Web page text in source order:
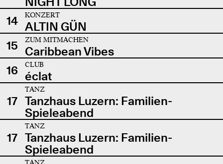
14
KONZERT
ALTIN GÜN
15
ZUM MITMACHEN
Caribbean Vibes
16
CLUB
éclat
17
TANZ
Tanzhaus Luzern: Familien-
Spieleabend
17
TANZ
Tanzhaus Luzern: Familien-
Spieleabend